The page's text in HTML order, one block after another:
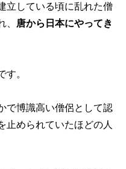
立している頃に乱れた僧
、
唐から日本にやってき
す。
で博識高い僧侶として認
止められていたほどの人